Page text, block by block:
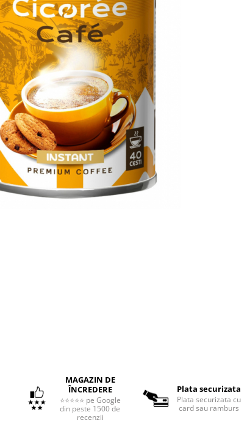
MAGAZIN DE
ÎNCREDERE
⭐⭐⭐⭐⭐ pe Google
din peste 1500 de
recenzii
Plata securizata
Plata securizata cu
card sau ramburs